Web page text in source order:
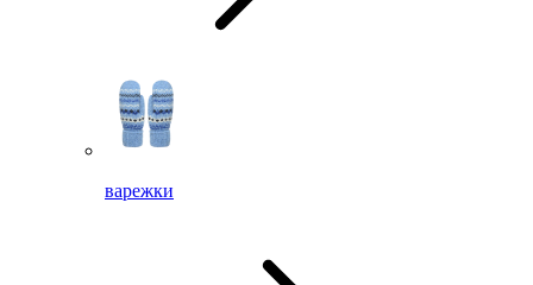
варежки